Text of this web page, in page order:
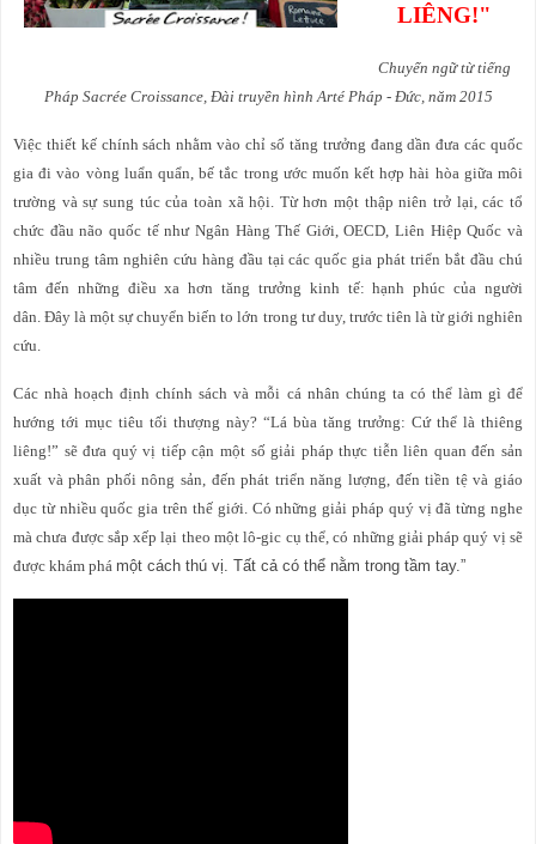
LIÊNG!"
Chuyển ngữ từ tiếng
Pháp Sacrée Croissance, Đài truyền hình Arté Pháp - Đức, năm 2015
Việc thiết kế chính sách nhằm vào chỉ số tăng trưởng đang dần đưa các quốc
gia đi vào vòng luẩn quẩn, bế tắc trong ước muốn kết hợp hài hòa giữa môi
trường và sự sung túc của toàn xã hội. Từ hơn một thập niên trở lại, các tổ
chức đầu não quốc tế như Ngân Hàng Thế Giới, OECD, Liên Hiệp Quốc và
nhiều trung tâm nghiên cứu hàng đầu tại các quốc gia phát triển bắt đầu chú
tâm đến những điều xa hơn tăng trưởng kinh tế: hạnh phúc của người
dân. Đây là một sự chuyển biến to lớn trong tư duy, trước tiên là từ giới nghiên
cứu.
Các nhà hoạch định chính sách và mỗi cá nhân chúng ta có thể làm gì để
hướng tới mục tiêu tối thượng này? “Lá bùa tăng trưởng: Cứ thể là thiêng
liêng!” sẽ đưa quý vị tiếp cận một số giải pháp thực tiễn liên quan đến sản
xuất và phân phối nông sản, đến phát triển năng lượng, đến tiền tệ và giáo
dục từ nhiều quốc gia trên thế giới. Có những giải pháp quý vị đã từng nghe
mà chưa được sắp xếp lại theo một lô-gic cụ thể, có những giải pháp quý vị sẽ
được khám phá một cách thú vị. Tất cả có thể nằm trong tầm tay.”